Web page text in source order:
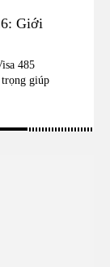
Giới
485
trọng giúp